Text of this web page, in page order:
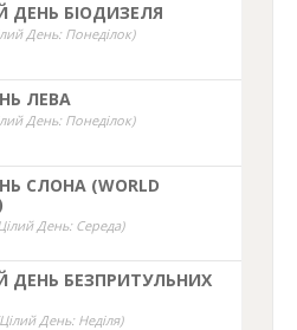
БІОДИЗЕЛЯ
День: Понеділок)
ЛЕВА
День: Понеділок)
СЛОНА (WORLD
День: Середа)
ДЕНЬ БЕЗПРИТУЛЬНИХ
День: Неділя)